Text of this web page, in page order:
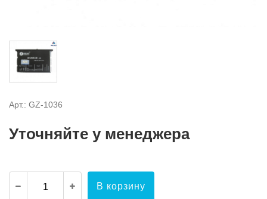
Арт.: GZ-1036
Уточняйте у менеджера
В корзину